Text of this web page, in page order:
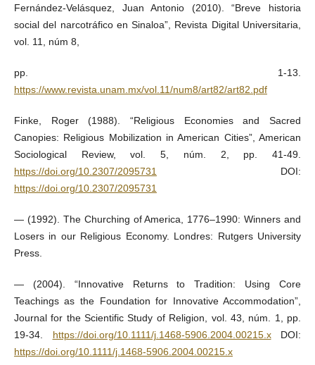
Fernández-Velásquez, Juan Antonio (2010). “Breve historia
social del narcotráfico en Sinaloa”, Revista Digital Universitaria,
vol. 11, núm 8,
pp. 1-13.
https://www.revista.unam.mx/vol.11/num8/art82/art82.pdf
Finke, Roger (1988). “Religious Economies and Sacred
Canopies: Religious Mobilization in American Cities”, American
Sociological Review, vol. 5, núm. 2, pp. 41-49.
https://doi.org/10.2307/2095731
DOI:
https://doi.org/10.2307/2095731
— (1992). The Churching of America, 1776–1990: Winners and
Losers in our Religious Economy. Londres: Rutgers University
Press.
— (2004). “Innovative Returns to Tradition: Using Core
Teachings as the Foundation for Innovative Accommodation”,
Journal for the Scientific Study of Religion, vol. 43, núm. 1, pp.
19-34. https://doi.org/10.1111/j.1468-5906.2004.00215.xDOI:
https://doi.org/10.1111/j.1468-5906.2004.00215.x